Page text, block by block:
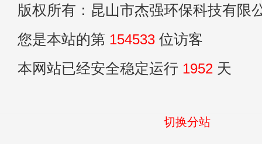
版权所有：昆山市杰强环保科技有限
您是本站的第 154533 位访客
本网站已经安全稳定运行 1952 天
切换分站